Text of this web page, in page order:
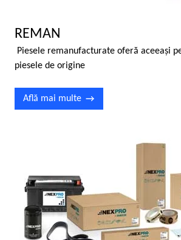
REMAN
Piesele remanufacturate oferă aceeaşi
piesele de origine
Află mai multe